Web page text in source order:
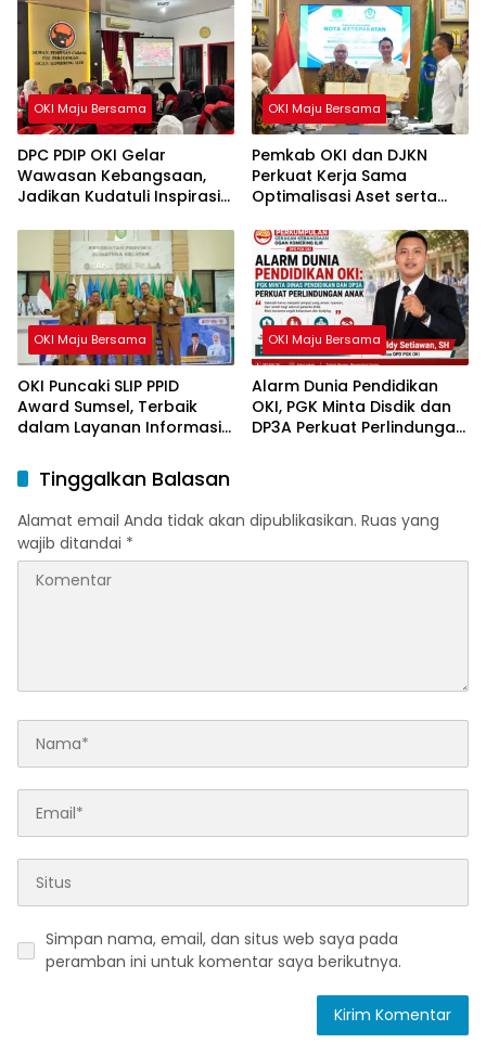
OKI Maju Bersama
DPC PDIP OKI Gelar
Wawasan Kebangsaan,
Jadikan Kudatuli Inspirasi
OKI Maju Bersama
Pemkab OKI dan DJKN
Perkuat Kerja Sama
Optimalisasi Aset serta
OKI Maju Bersama
OKI Puncaki SLIP PPID
Award Sumsel, Terbaik
dalam Layanan Informasi
OKI Maju Bersama
Alarm Dunia Pendidikan
OKI, PGK Minta Disdik dan
DP3A Perkuat Perlindungan
Tinggalkan Balasan
Alamat email Anda tidak akan dipublikasikan. Ruas yang
wajib ditandai *
Simpan nama, email, dan situs web saya pada
peramban ini untuk komentar saya berikutnya.